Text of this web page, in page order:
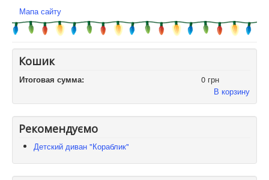
Мапа сайту
Кошик
Итоговая сумма:
0 грн
В корзину
Рекомендуємо
Детский диван "Кораблик"